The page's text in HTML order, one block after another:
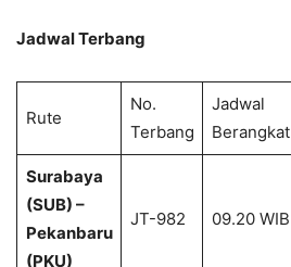
Jadwal Terbang
Rute
No.
Terbang
Jadwal
Berangkat
Surabaya
(SUB) –
Pekanbaru
(PKU)
JT-982 09.20 WIB